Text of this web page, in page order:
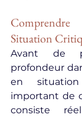
Situation
Avant de
profondeur
en
important de
consiste